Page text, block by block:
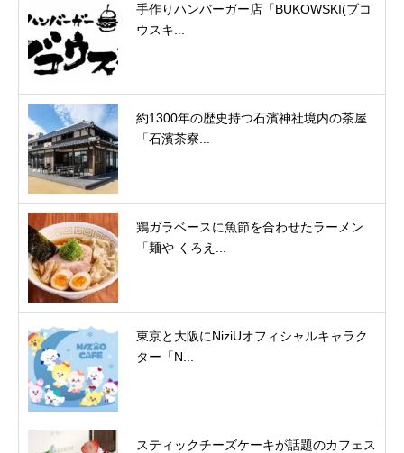
手作りハンバーガー店「BUKOWSKI(ブコ
ウスキ...
約1300年の歴史持つ石濱神社境内の茶屋
「石濱茶寮...
鶏ガラベースに魚節を合わせたラーメン
「麺や くろえ...
東京と大阪にNiziUオフィシャルキャラク
ター「N...
スティックチーズケーキが話題のカフェス